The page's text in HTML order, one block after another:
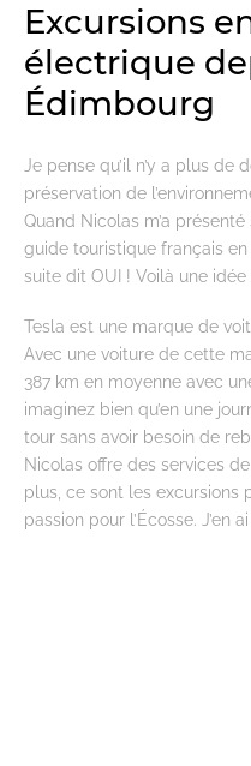
Excursions
électrique
Édimbourg
Je pense qu’il n’y a plus
préservation de
Quand Nicolas m’a
guide touristique français
suite dit OUI ! Voilà une
Tesla est une marque de
Avec une voiture de cette
387 km en moyenne avec
imaginez bien qu’en une
tour sans avoir besoin de
Nicolas offre des services
plus, ce sont les excursions
passion pour l’Écosse. J’en